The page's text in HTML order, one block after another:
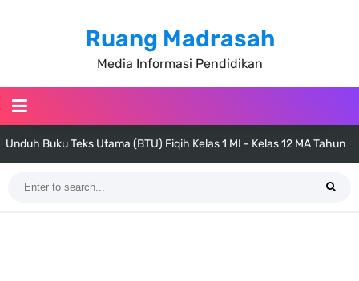
Ruang Madrasah
Media Informasi Pendidikan
Unduh Buku Teks Utama (BTU) Fiqih Kelas 1 MI - Kelas 12 MA Tahun